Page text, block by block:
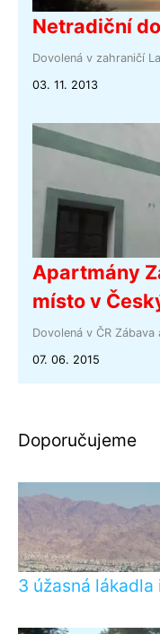
Netradiční
Dovolená v zahraničí
03. 11. 2013
Apartmány
místo v
Dovolená v ČR Zábava
07. 06. 2015
Doporučujeme
3 úžasná